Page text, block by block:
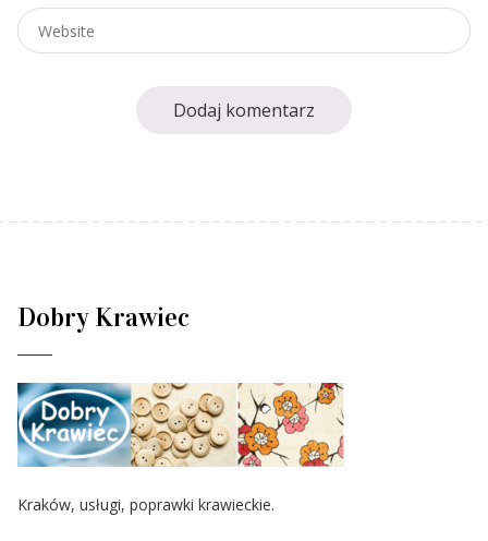
Website
Dobry Krawiec
Kraków, usługi, poprawki krawieckie.